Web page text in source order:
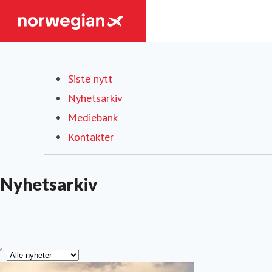
Siste nytt
Nyhetsarkiv
Mediebank
Kontakter
Nyhetsarkiv